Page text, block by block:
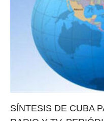
SÍNTESIS DE CUBA